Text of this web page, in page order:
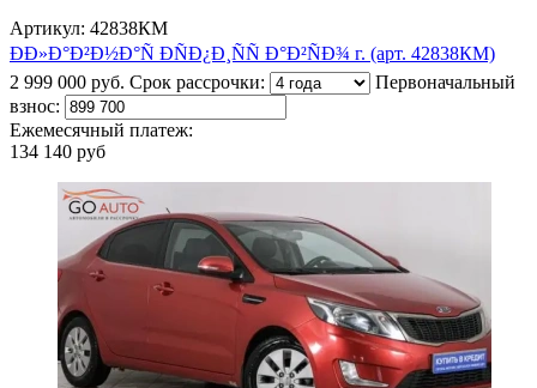
Артикул: 42838КМ
ÐÐ»Ð°Ð²Ð½Ð°Ñ ÐÑÐ¿Ð¸ÑÑ Ð°Ð²ÑÐ¾ г. (арт. 42838КМ)
2 999 000 руб. Срок рассрочки:
Первоначальный
взнос:
Ежемесячный платеж:
134 140 руб